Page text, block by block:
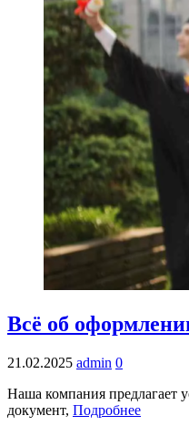
Всё об
21.02.2025 admin 0
Наша компания предлагает
документ, Подробнее